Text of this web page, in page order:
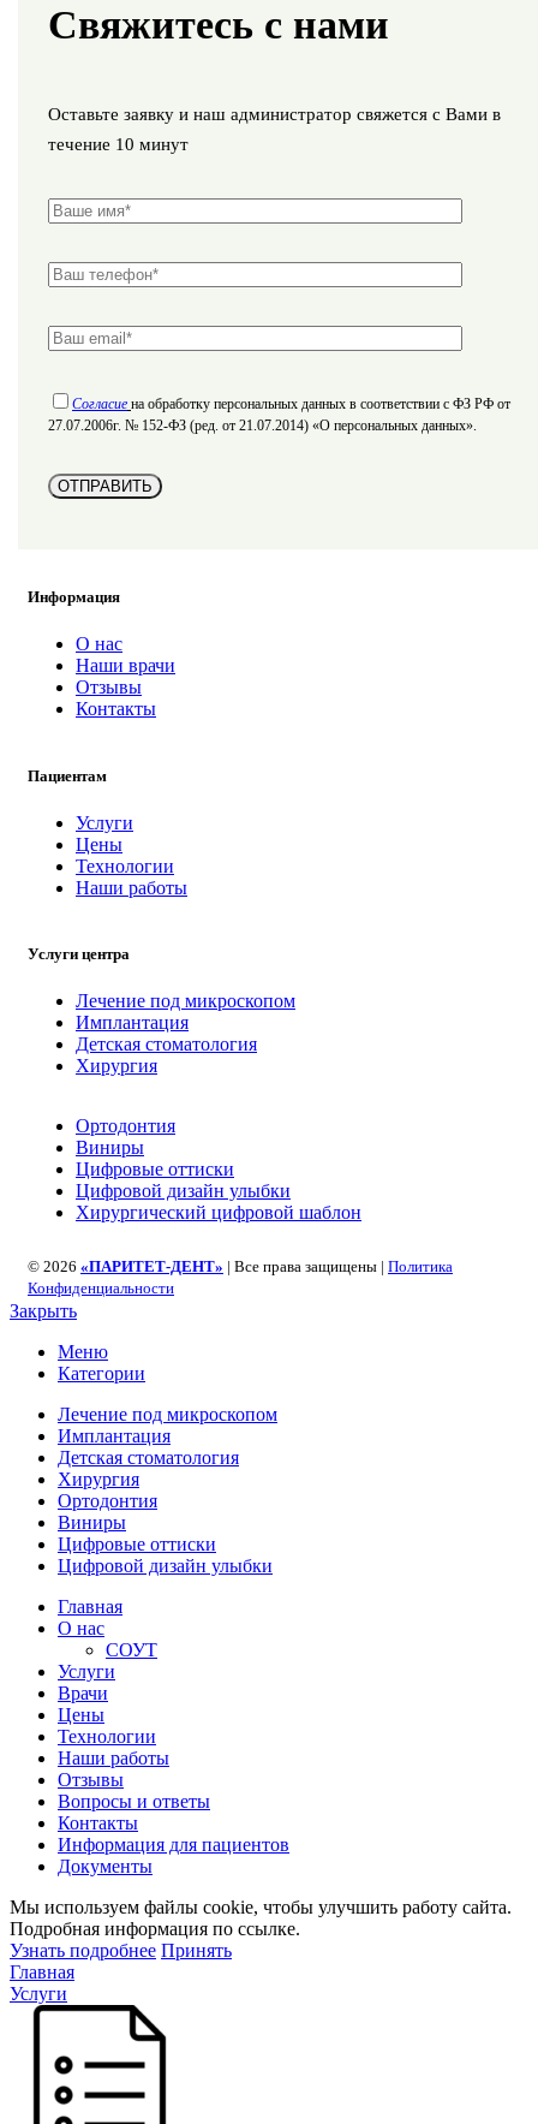
Свяжитесь с нами
Оставьте заявку и наш администратор свяжется с Вами в
течение 10 минут
Согласие на обработку персональных данных в соответствии с ФЗ РФ от
27.07.2006г. № 152-ФЗ (ред. от 21.07.2014) «О персональных данных».
Информация
О нас
Наши врачи
Отзывы
Контакты
Пациентам
Услуги
Цены
Технологии
Наши работы
Услуги центра
Лечение под микроскопом
Имплантация
Детская стоматология
Хирургия
Ортодонтия
Виниры
Цифровые оттиски
Цифровой дизайн улыбки
Хирургический цифровой шаблон
© 2026 «ПАРИТЕТ-ДЕНТ» | Все права защищены | Политика
Конфиденциальности
Закрыть
Меню
Категории
Лечение под микроскопом
Имплантация
Детская стоматология
Хирургия
Ортодонтия
Виниры
Цифровые оттиски
Цифровой дизайн улыбки
Главная
О нас
СОУТ
Услуги
Врачи
Цены
Технологии
Наши работы
Отзывы
Вопросы и ответы
Контакты
Информация для пациентов
Документы
Мы используем файлы cookie, чтобы улучшить работу сайта.
Подробная информация по ссылке.
Узнать подробнее Принять
Главная
Услуги